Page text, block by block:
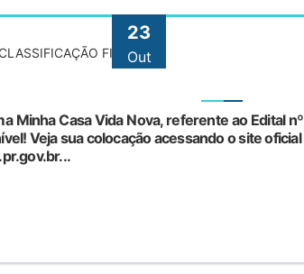
23
Out
FINAL!
Minha Casa Vida Nova, referente ao Edital
Veja sua colocação acessando o site